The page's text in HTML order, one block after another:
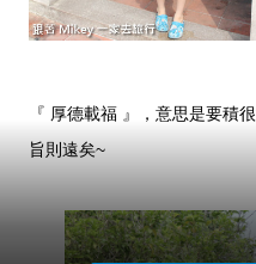
『 厚德載福 』，意思是要積
旨則遠矣~